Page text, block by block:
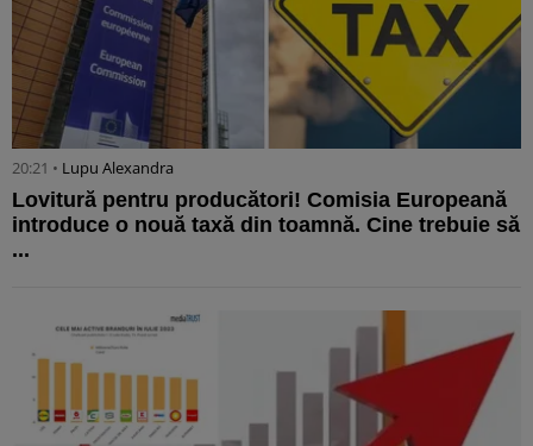
20:21 • Lupu Alexandra
Lovitură pentru producători! Comisia Europeană
introduce o nouă taxă din toamnă. Cine trebuie să
...